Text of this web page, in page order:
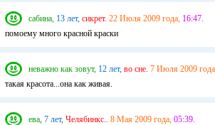
сабина, 13 лет, сикрет. 22 Июля 2009 года, 16:47.
помоему много красной краски
неважно как зовут, 12 лет, во сне. 7 Июля 2009
такая красота...она как живая.
ева, 7 лет, Челябинкс.. 8 Мая 2009 года, 05:39.